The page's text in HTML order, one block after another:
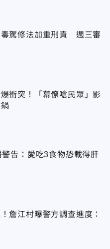
毒駕修法加重刑責 週三審
衝突！「幕僚嗆民眾」影
告：愛吃3食物恐載得肝
詹江村曝警方調查進度：